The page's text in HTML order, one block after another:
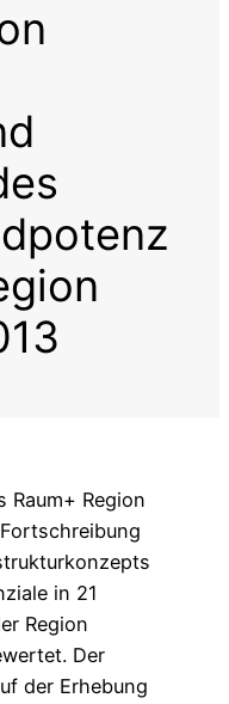
Raum+ Region
in 21
Region
Der
der Erhebung